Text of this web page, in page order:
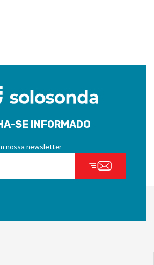
SE INFORMADO
nossa newsletter